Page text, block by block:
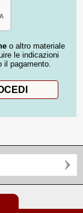
o altro materiale
le indicazioni
il pagamento.